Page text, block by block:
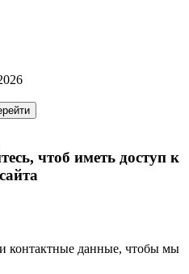
чтоб иметь доступ к
контактные данные, чтобы мы